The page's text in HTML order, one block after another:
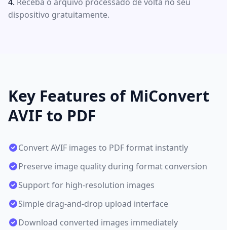
dispositivo gratuitamente.
Key Features of MiConvert
AVIF to PDF
Convert AVIF images to PDF format instantly
Preserve image quality during format conversion
Support for high-resolution images
Simple drag-and-drop upload interface
Download converted images immediately